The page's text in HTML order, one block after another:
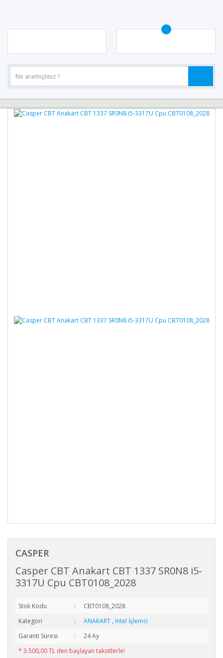
CASPER
Casper CBT Anakart CBT 1337 SR0N8 i5-
3317U Cpu CBT0108_2028
Stok Kodu
CBT0108_2028
Kategori
ANAKART , İntel İşlemci
Garanti Süresi
24 Ay
* 3.500,00 TL den başlayan taksitlerle!